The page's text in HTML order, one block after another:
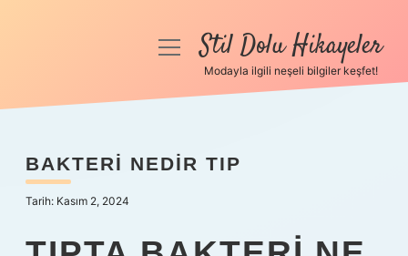
Anasayfa
Yasal Uyarı
menüyüStil Dolu Hikayeler
Modayla ilgili neşeli bilgiler keşfet!
BAKTERI NEDIR TIP
Tarih: Kasım 2, 2024